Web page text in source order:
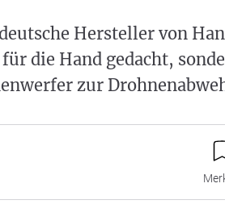
Hersteller von
die Hand gedacht,
zur